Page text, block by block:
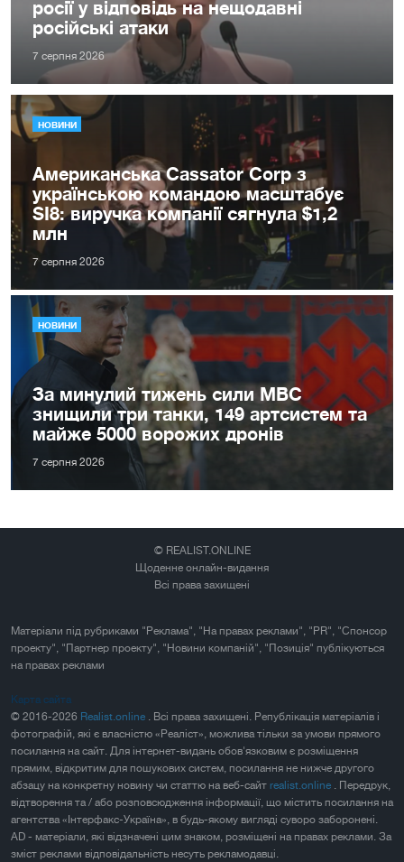
росії у відповідь на нещодавні
російські атаки
7 серпня 2026
НОВИНИ
Американська Cassator Corp з
українською командою масштабує
SI8: виручка компанії сягнула $1,2
млн
7 серпня 2026
НОВИНИ
За минулий тижень сили МВС
знищили три танки, 149 артсистем та
майже 5000 ворожих дронів
7 серпня 2026
© REALIST.ONLINE
Щоденне онлайн-видання
Всі права захищені
Матеріали під рубриками "Реклама", "На правах реклами", "PR", "Спонсор
проекту", "Партнер проекту", "Новини компаній", "Позиція" публікуються
на правах реклами
Карта сайта
© 2016-2026 Realist.online . Всі права захищені. Републікація матеріалів і
фотографій, які є власністю «Реаліст», можлива тільки за умови прямого
посилання на сайт. Для інтернет-видань обов'язковим є розміщення
прямим, відкритим для пошукових систем, посилання не нижче другого
абзацу на конкретну новину чи статтю на веб-сайт realist.online . Передрук,
відтворення та / або розповсюдження інформації, що містить посилання на
агентства «Інтерфакс-Україна», в будь-якому вигляді суворо заборонені.
AD - матеріали, які відзначені цим знаком, розміщені на правах реклами. За
зміст реклами відповідальність несуть рекламодавці.